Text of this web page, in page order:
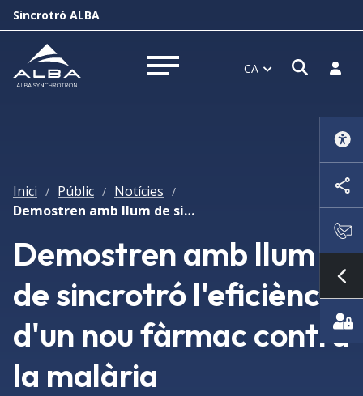
Sincrotró ALBA
Obrir menú CA Obrir
Inici / Públic / Notícies /
Demostren amb llum de sincrotró l'eficiència d'un nou fàrmac contra la malària
Demostren amb llum
de sincrotró l'eficiència
d'un nou fàrmac contra
la malària